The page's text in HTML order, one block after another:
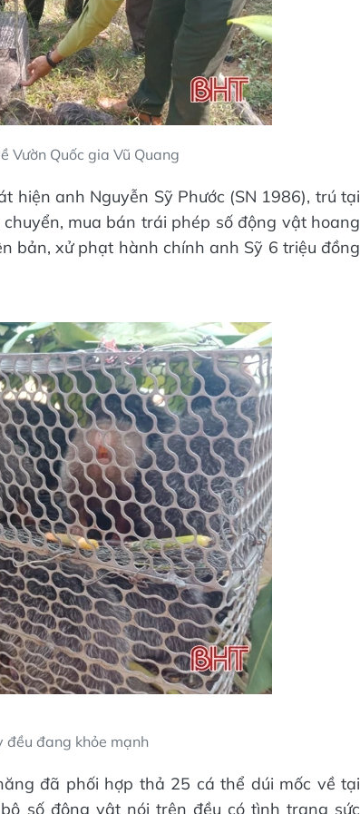
Vườn Quốc gia Vũ Quang
hiện anh Nguyễn Sỹ Phước (SN 1986), trú tại
mua bán trái phép số động vật hoang
bản, xử phạt hành chính anh Sỹ 6 triệu đồng
đều đang khỏe mạnh
đã phối hợp thả 25 cá thể dúi mốc về tại
số động vật nói trên đều có tình trạng sức